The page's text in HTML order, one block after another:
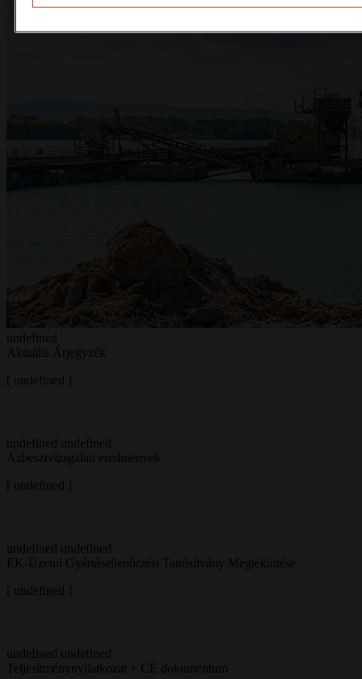
undefined
Aktuális Árjegyzék
undefined ]
undefined
undefined
Azbesztvizsgálati eredmények
undefined ]
undefined
undefined
EK-Üzemi Gyártásellenőrzési Tanúsítvány Megtekintése
undefined ]
undefined
undefined
Teljesítménynyilatkozat + CE dokumentum